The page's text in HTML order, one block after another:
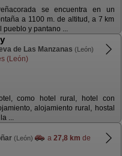
se encuentra en un
a 1100 m. de altitud, a 7 km
pueblo y pantano ...
de Las Manzanas (León)
(León)
como hotel rural, hotel con
alojamiento rural, hostal
...
(León) a 27,8 km de